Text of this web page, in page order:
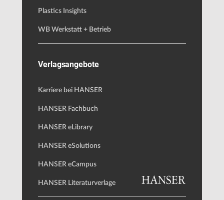
Plastics Insights
WB Werkstatt + Betrieb
Verlagsangebote
Karriere bei HANSER
HANSER Fachbuch
HANSER eLibrary
HANSER eSolutions
HANSER eCampus
HANSER Literaturverlage